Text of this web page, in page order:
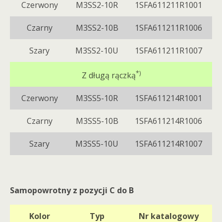
Czerwony M3SS2-10R 1SFA611211R1001
Czarny M3SS2-10B 1SFA611211R1006
Szary M3SS2-10U 1SFA611211R1007
Z długą rączką*)
Czerwony M3SS5-10R 1SFA611214R1001
Czarny M3SS5-10B 1SFA611214R1006
Szary M3SS5-10U 1SFA611214R1007
Samopowrotny z pozycji C do B
Kolor Typ Nr katalogowy